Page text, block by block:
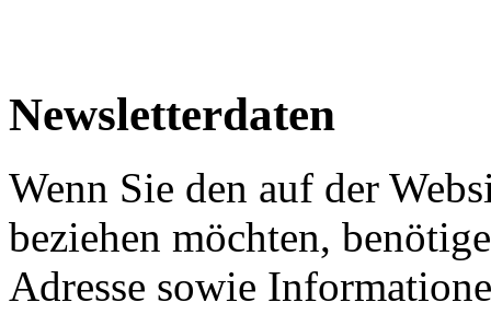
Newsletterdaten
Wenn Sie den auf der
beziehen möchten,
Adresse sowie